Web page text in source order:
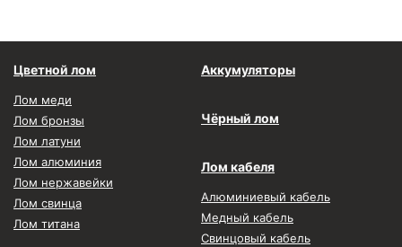
Цветной лом
Лом меди
Лом бронзы
Лом латуни
Лом алюминия
Лом нержавейки
Лом свинца
Лом титана
Аккумуляторы
Чёрный лом
Лом кабеля
Алюминиевый кабель
Медный кабель
Свинцовый кабель